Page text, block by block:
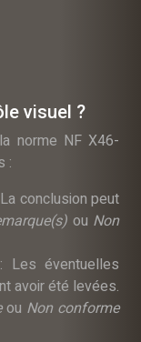
visuel ?
norme NF X46-
:
conclusion peut
ou Non
Les éventuelles
avoir été levées.
ou Non conforme